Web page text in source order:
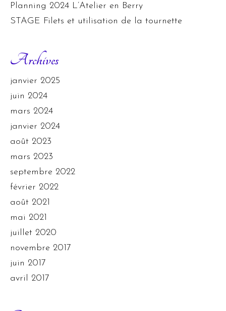
Planning 2024 L’Atelier en Berry
STAGE Filets et utilisation de la tournette
Archives
janvier 2025
juin 2024
mars 2024
janvier 2024
août 2023
mars 2023
septembre 2022
février 2022
août 2021
mai 2021
juillet 2020
novembre 2017
juin 2017
avril 2017